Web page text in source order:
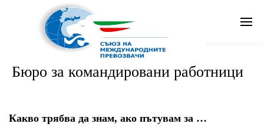
Бюро за командировани работници
Какво трябва да знам, ако пътувам за …